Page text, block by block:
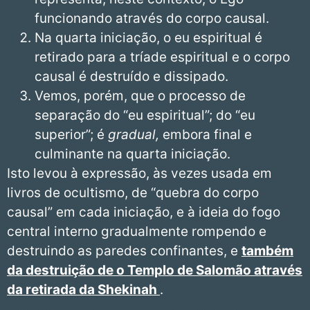
funcionando através do corpo causal.
Na quarta iniciação, o eu espiritual é
retirado para a tríade espiritual e o corpo
causal é destruído e dissipado.
Vemos, porém, que o processo de
separação do “eu espiritual”; do “eu
superior”; é gradual, embora final e
culminante na quarta iniciação.
Isto levou à expressão, às vezes usada em
livros de ocultismo, de “quebra do corpo
causal” em cada iniciação, e à ideia do fogo
central interno gradualmente rompendo e
destruindo as paredes confinantes, e também
da destruição de o Templo de Salomão através
da retirada da Shekinah .